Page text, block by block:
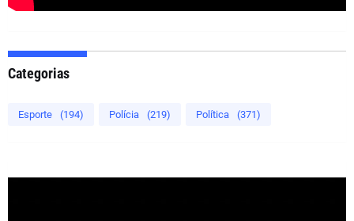
Categorias
Esporte (194) Polícia (219) Política (371)